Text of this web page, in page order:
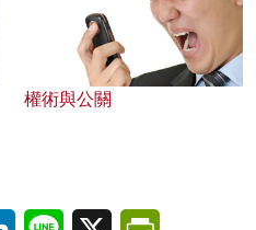
權術與公關
LinkedInLine X